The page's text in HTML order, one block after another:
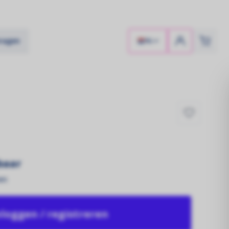
NL
Zonnekracht!
Zonnepanelen
/ registreren